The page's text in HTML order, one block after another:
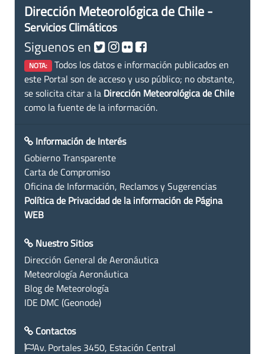
Dirección Meteorológica de Chile -
Servicios Climáticos
Siguenos en
NOTA: Todos los datos e información publicados en
este Portal son de acceso y uso público; no obstante,
se solicita citar a la Dirección Meteorológica de Chile
como la fuente de la información.
Información de Interés
Gobierno Transparente
Carta de Compromiso
Oficina de Información, Reclamos y Sugerencias
Política de Privacidad de la información de Página
WEB
Nuestro Sitios
Dirección General de Aeronáutica
Meteorología Aeronáutica
Blog de Meteorología
IDE DMC (Geonode)
Contactos
Av. Portales 3450, Estación Central